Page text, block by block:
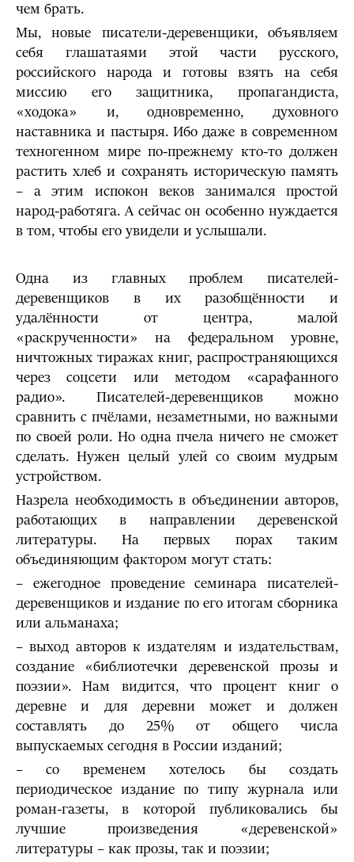
чем брать.
Мы, новые писатели-деревенщики, объявляем
себя глашатаями этой части русского,
российского народа и готовы взять на себя
миссию его защитника, пропагандиста,
«ходока» и, одновременно, духовного
наставника и пастыря. Ибо даже в современном
техногенном мире по-прежнему кто-то должен
растить хлеб и сохранять историческую память
– а этим испокон веков занимался простой
народ-работяга. А сейчас он особенно нуждается
в том, чтобы его увидели и услышали.
Одна из главных проблем писателей-
деревенщиков в их разобщённости и
удалённости от центра, малой
«раскрученности» на федеральном уровне,
ничтожных тиражах книг, распространяющихся
через соцсети или методом «сарафанного
радио». Писателей-деревенщиков можно
сравнить с пчёлами, незаметными, но важными
по своей роли. Но одна пчела ничего не сможет
сделать. Нужен целый улей со своим мудрым
устройством.
Назрела необходимость в объединении авторов,
работающих в направлении деревенской
литературы. На первых порах таким
объединяющим фактором могут стать:
– ежегодное проведение семинара писателей-
деревенщиков и издание по его итогам сборника
или альманаха;
– выход авторов к издателям и издательствам,
создание «библиотечки деревенской прозы и
поэзии». Нам видится, что процент книг о
деревне и для деревни может и должен
составлять до 25% от общего числа
выпускаемых сегодня в России изданий;
– со временем хотелось бы создать
периодическое издание по типу журнала или
роман-газеты, в которой публиковались бы
лучшие произведения «деревенской»
литературы – как прозы, так и поэзии;